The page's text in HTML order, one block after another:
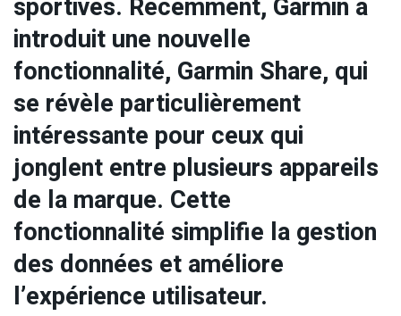
sportives. Récemment, Garmin a
introduit une nouvelle
fonctionnalité, Garmin Share, qui
se révèle particulièrement
intéressante pour ceux qui
jonglent entre plusieurs appareils
de la marque. Cette
fonctionnalité simplifie la gestion
des données et améliore
l’expérience utilisateur.